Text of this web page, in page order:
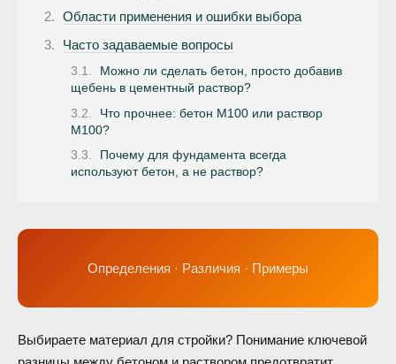
Области применения и ошибки выбора
Часто задаваемые вопросы
Можно ли сделать бетон, просто добавив
щебень в цементный раствор?
Что прочнее: бетон М100 или раствор
М100?
Почему для фундамента всегда
используют бетон, а не раствор?
Определения · Различия · Примеры
Выбираете материал для стройки? Понимание ключевой